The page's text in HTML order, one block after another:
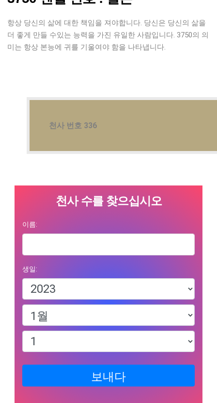
항상 당신의 삶에 대한 책임을 져야합니다. 당신은 당신의 삶을
더 좋게 만들 수있는 능력을 가진 유일한 사람입니다. 3750의 의
미는 항상 본능에 귀를 기울여야 함을 나타냅니다.
천사 번호 336
천사 수를 찾으십시오
이름:
생일:
보내다